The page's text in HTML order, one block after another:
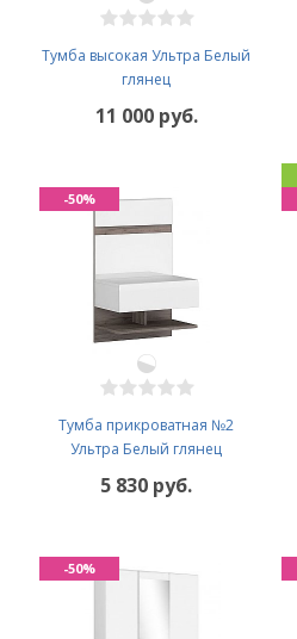
Тумба высокая Ультра Белый
глянец
11 000 руб.
Тумба прикроватная №2
Ультра Белый глянец
5 830 руб.
-50%
-50%